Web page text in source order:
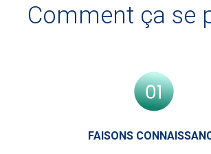
Comment ça se
FAISONS